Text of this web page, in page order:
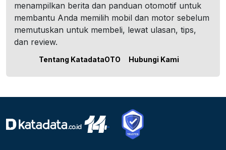
menampilkan berita dan panduan otomotif untuk
membantu Anda memilih mobil dan motor sebelum
memutuskan untuk membeli, lewat ulasan, tips,
dan review.
Tentang KatadataOTO Hubungi Kami